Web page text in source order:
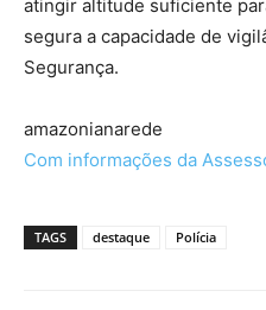
atingir altitude suficiente
segura a capacidade de
Segurança.
amazonianarede
Com informações da
TAGS destaque Polícia